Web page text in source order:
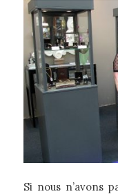
Si nous n’avons